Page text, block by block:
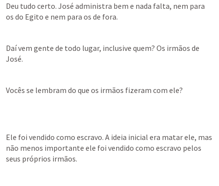
Deu tudo certo. José administra bem e nada falta, nem para
os do Egito e nem para os de fora.
Daí vem gente de todo lugar, inclusive quem? Os irmãos de
José.
Vocês se lembram do que os irmãos fizeram com ele?
Ele foi vendido como escravo. A ideia inicial era matar ele, mas
não menos importante ele foi vendido como escravo pelos
seus próprios irmãos.